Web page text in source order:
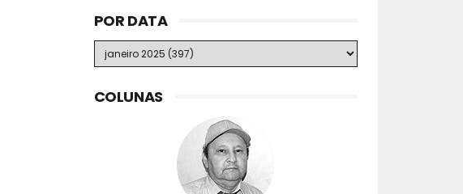
POR DATA
COLUNAS